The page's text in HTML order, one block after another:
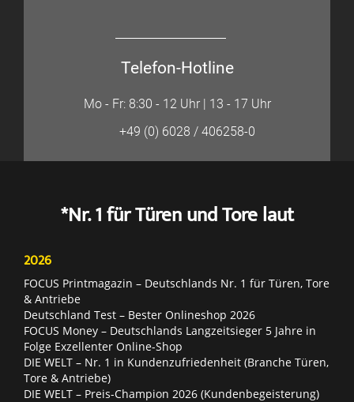
Telefon-Hotline
Mo - Fr: 8:30 - 12 Uhr | 13 - 17 Uhr
+49 (0) 6028 / 406258-0
*Nr. 1 für Türen und Tore laut
2026
FOCUS Printmagazin – Deutschlands Nr. 1 für Türen, Tore
& Antriebe
Deutschland Test – Bester Onlineshop 2026
FOCUS Money – Deutschlands Langzeitsieger 5 Jahre in
Folge Exzellenter Online-Shop
DIE WELT – Nr. 1 in Kundenzufriedenheit (Branche Türen,
Tore & Antriebe)
DIE WELT – Preis-Champion 2026 (Kundenbegeisterung)